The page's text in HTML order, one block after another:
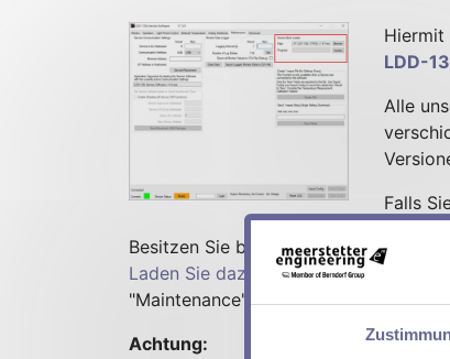
LDD-
Alle
Falls
Besitzen Sie bereits ein LDD-130x,
Laden Sie dazu die passende
"Maintenance", Abschnitt "Device
Achtung: